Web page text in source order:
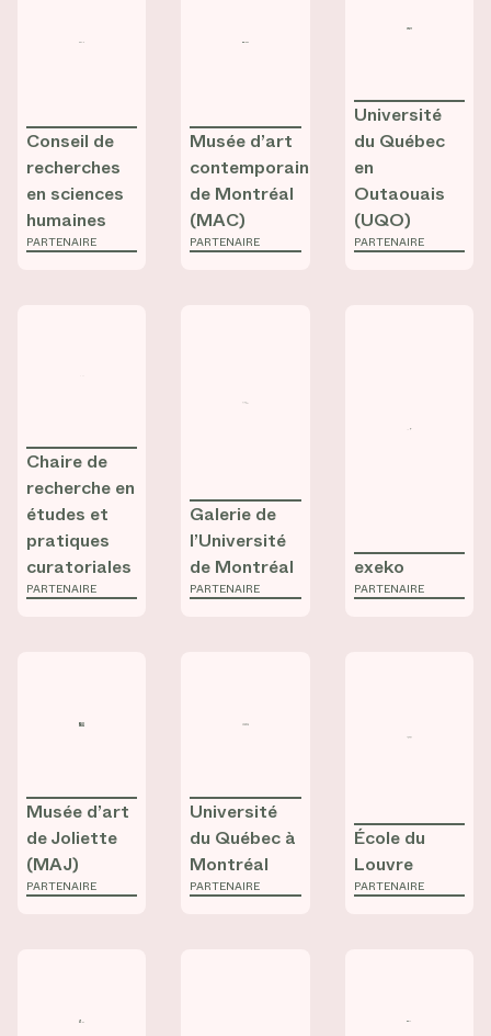
Conseil de
recherches
en sciences
humaines
PARTENAIRE
Musée d’art
contemporain
de Montréal
(MAC)
PARTENAIRE
Université
du Québec
en
Outaouais
(UQO)
PARTENAIRE
Chaire de
recherche en
études et
pratiques
curatoriales
PARTENAIRE
Galerie de
l’Université
de Montréal
PARTENAIRE
exeko
PARTENAIRE
Musée d’art
de Joliette
(MAJ)
PARTENAIRE
Université
du Québec à
Montréal
PARTENAIRE
École du
Louvre
PARTENAIRE